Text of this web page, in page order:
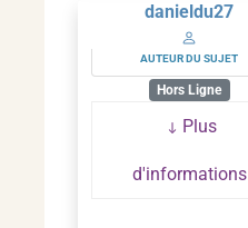
danieldu27
AUTEUR DU SUJET
Hors Ligne
Plus
d'informations